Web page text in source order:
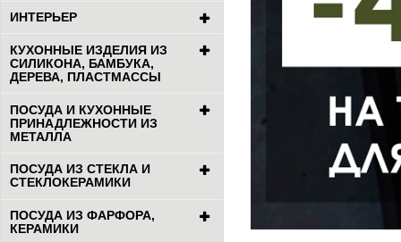
ИНТЕРЬЕР
КУХОННЫЕ ИЗДЕЛИЯ ИЗ
СИЛИКОНА, БАМБУКА,
ДЕРЕВА, ПЛАСТМАССЫ
ПОСУДА И КУХОННЫЕ
ПРИНАДЛЕЖНОСТИ ИЗ
МЕТАЛЛА
ПОСУДА ИЗ СТЕКЛА И
СТЕКЛОКЕРАМИКИ
ПОСУДА ИЗ ФАРФОРА,
КЕРАМИКИ